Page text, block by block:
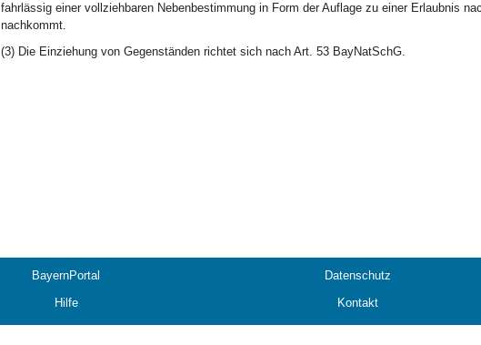
fahrlässig einer vollziehbaren Nebenbestimmung in Form der Auflage zu einer Erlaubnis
nachkommt.
(3) Die Einziehung von Gegenständen richtet sich nach Art. 53 BayNatSchG.
BayernPortal Datenschutz
Hilfe Kontakt